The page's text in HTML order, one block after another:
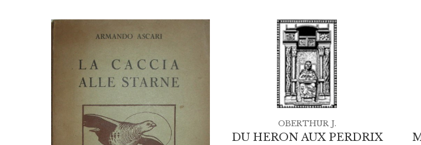
DU HERON AUX PERDRIX
OBERTHUR J.